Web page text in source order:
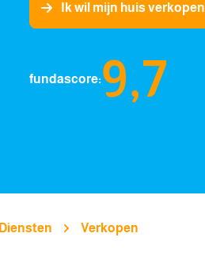
Ik wil mijn huis verkopen
fundascore:9,7
Diensten Verkopen